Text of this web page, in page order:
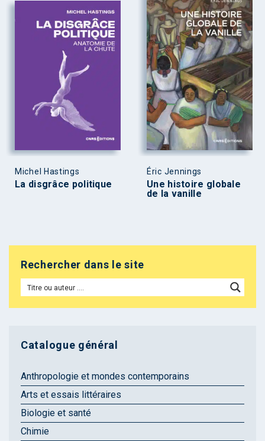
Michel Hastings
La disgrâce politique
Éric Jennings
Une histoire globale
de la vanille
Rechercher dans le site
Catalogue général
Anthropologie et mondes contemporains
Arts et essais littéraires
Biologie et santé
Chimie